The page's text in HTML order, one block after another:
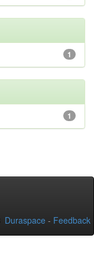
1
1
Duraspace - Feedback